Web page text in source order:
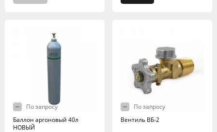
По запросу
Баллон аргоновый 40л
НОВЫЙ
По запросу
Вентиль ВБ-2